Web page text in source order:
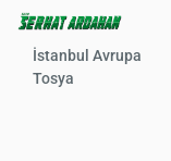
İstanbul Avrupa
Tosya